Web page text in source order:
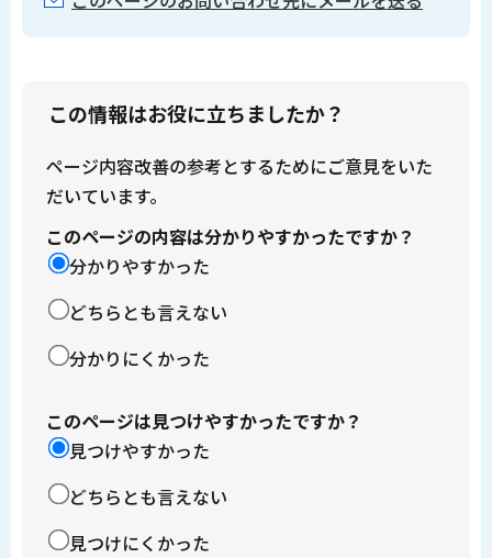
この情報はお役に立ちましたか？
ページ内容改善の参考とするためにご意見をいた
だいています。
このページの内容は分かりやすかったですか？
分かりやすかった
どちらとも言えない
分かりにくかった
このページは見つけやすかったですか？
見つけやすかった
どちらとも言えない
見つけにくかった